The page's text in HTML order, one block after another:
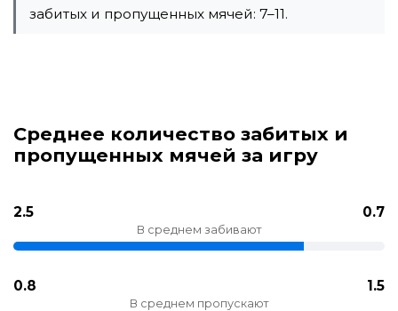
забитых и пропущенных мячей: 7–11.
Среднее количество забитых и
пропущенных мячей за игру
2.5 0.7
В среднем забивают
0.8 1.5
В среднем пропускают